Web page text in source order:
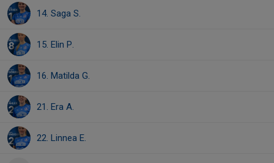
14. Saga S.
15. Elin P.
16. Matilda G.
21. Era A.
22. Linnea E.